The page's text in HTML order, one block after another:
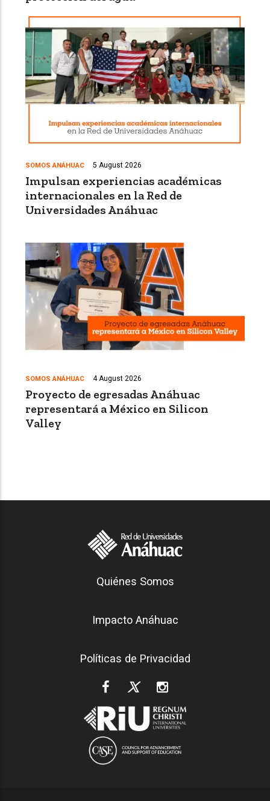
SOMOS ANÁHUAC 5 August 2026
Impulsan experiencias académicas
internacionales en la Red de
Universidades Anáhuac
SOMOS ANÁHUAC 4 August 2026
Proyecto de egresadas Anáhuac
representará a México en Silicon
Valley
Generación Anáhuac
Quiénes Somos
Impacto Anáhuac
Políticas de Privacidad